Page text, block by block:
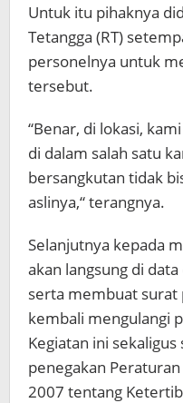
Untuk itu pihaknya
Tetangga (RT)
personelnya untuk
tersebut.
“Benar, di lokasi,
di dalam salah satu
bersangkutan tidak
aslinya,“ terangnya.
Selanjutnya kepada
akan langsung di
serta membuat surat
kembali mengulangi
Kegiatan ini sekaligus
penegakan
2007 tentang